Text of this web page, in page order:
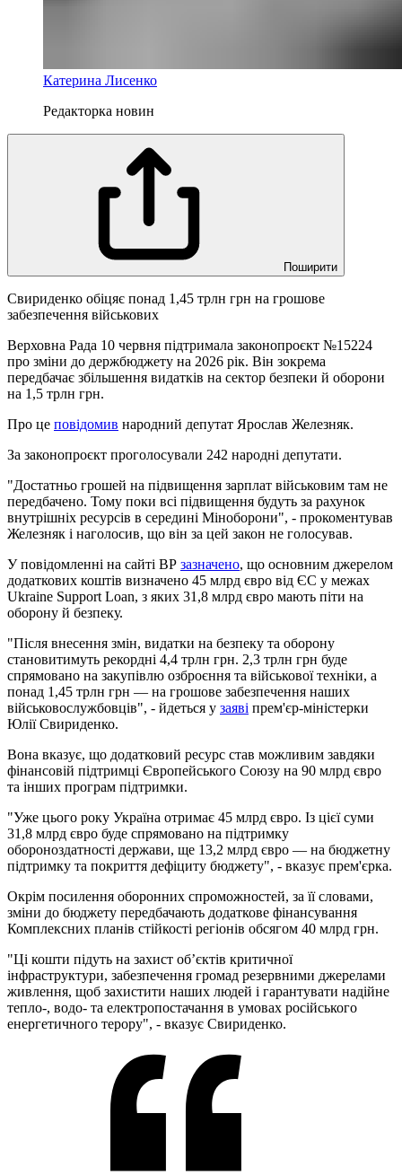
Катерина Лисенко
Редакторка новин
Поширити
Свириденко обіцяє понад 1,45 трлн грн на грошове
забезпечення військових
Верховна Рада 10 червня підтримала законопроєкт №15224
про зміни до держбюджету на 2026 рік. Він зокрема
передбачає збільшення видатків на сектор безпеки й оборони
на 1,5 трлн грн.
Про це повідомив народний депутат Ярослав Железняк.
За законопроєкт проголосували 242 народні депутати.
"Достатньо грошей на підвищення зарплат військовим там не
передбачено. Тому поки всі підвищення будуть за рахунок
внутрішніх ресурсів в середині Міноборони", - прокоментував
Железняк і наголосив, що він за цей закон не голосував.
У повідомленні на сайті ВР зазначено, що основним джерелом
додаткових коштів визначено 45 млрд євро від ЄС у межах
Ukraine Support Loan, з яких 31,8 млрд євро мають піти на
оборону й безпеку.
"Після внесення змін, видатки на безпеку та оборону
становитимуть рекордні 4,4 трлн грн. 2,3 трлн грн буде
спрямовано на закупівлю озброєння та військової техніки, а
понад 1,45 трлн грн — на грошове забезпечення наших
військовослужбовців", - йдеться у заяві прем'єр-міністерки
Юлії Свириденко.
Вона вказує, що додатковий ресурс став можливим завдяки
фінансовій підтримці Європейського Союзу на 90 млрд євро
та інших програм підтримки.
"Уже цього року Україна отримає 45 млрд євро. Із цієї суми
31,8 млрд євро буде спрямовано на підтримку
обороноздатності держави, ще 13,2 млрд євро — на бюджетну
підтримку та покриття дефіциту бюджету", - вказує прем'єрка.
Окрім посилення оборонних спроможностей, за її словами,
зміни до бюджету передбачають додаткове фінансування
Комплексних планів стійкості регіонів обсягом 40 млрд грн.
"Ці кошти підуть на захист об’єктів критичної
інфраструктури, забезпечення громад резервними джерелами
живлення, щоб захистити наших людей і гарантувати надійне
тепло-, водо- та електропостачання в умовах російського
енергетичного терору", - вказує Свириденко.